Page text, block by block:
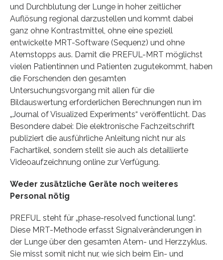
und Durchblutung der Lunge in hoher zeitlicher
Auflösung regional darzustellen und kommt dabei
ganz ohne Kontrastmittel, ohne eine speziell
entwickelte MRT-Software (Sequenz) und ohne
Atemstopps aus. Damit die PREFUL-MRT möglichst
vielen Patientinnen und Patienten zugutekommt, haben
die Forschenden den gesamten
Untersuchungsvorgang mit allen für die
Bildauswertung erforderlichen Berechnungen nun im
„Journal of Visualized Experiments“ veröffentlicht. Das
Besondere dabei: Die elektronische Fachzeitschrift
publiziert die ausführliche Anleitung nicht nur als
Fachartikel, sondern stellt sie auch als detaillierte
Videoaufzeichnung online zur Verfügung.
Weder zusätzliche Geräte noch weiteres
Personal nötig
PREFUL steht für „phase-resolved functional lung“.
Diese MRT-Methode erfasst Signalveränderungen in
der Lunge über den gesamten Atem- und Herzzyklus.
Sie misst somit nicht nur, wie sich beim Ein- und